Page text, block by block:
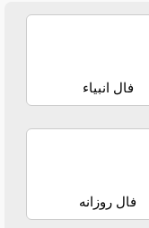
فال انبیاء
فال روزانه